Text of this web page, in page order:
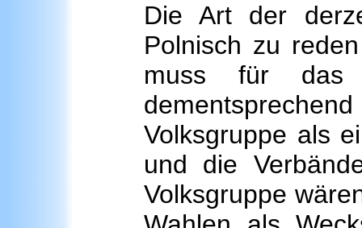
Die Art der
Polnisch zu
muss für das
Volksgruppe als
und die
Volksgruppe